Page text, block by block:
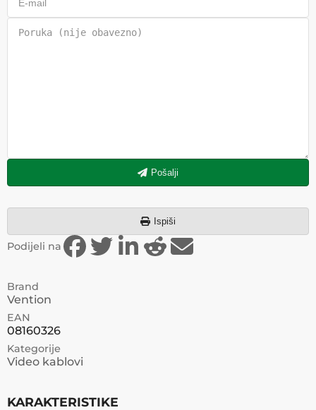
Pošalji
Ispiši
Podijeli na
Brand
Vention
EAN
08160326
Kategorije
Video kablovi
KARAKTERISTIKE